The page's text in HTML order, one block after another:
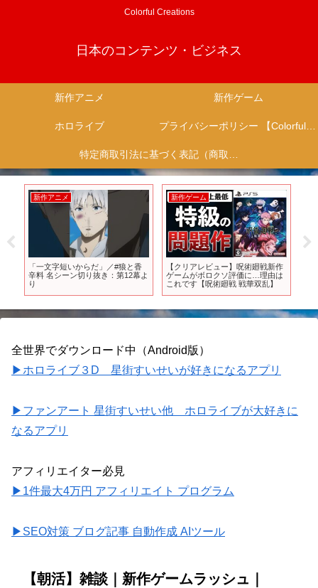
Colorful Creations
日本のコンテンツ・ビジネス
新作アニメ 新作ゲーム
ホロライブ プライバシーポリシー 【Colorful Creation】
特定商取引法に基づく表記（商取引に関する開示）
新作アニメ
「一文字短いからだ」／#狼と香
辛料 名シーン切り抜き：第12幕よ
り
新作ゲーム
【クリアレビュー】呪術廻戦新作
ゲームがボロクソ評価に…理由は
これです【呪術廻戦 戦華双乱】
全世界でダウンロード中（Android版）
▶ホロライブ３D 星街すいせいが好きになるアプリ
▶ファンアート 星街すいせい他 ホロライブが大好きに
なるアプリ
アフィリエイター必見
▶1件最大4万円 アフィリエイト プログラム
▶SEO対策 ブログ記事 自動作成 AIツール
【朝活】雑談｜新作ゲームラッシュ｜